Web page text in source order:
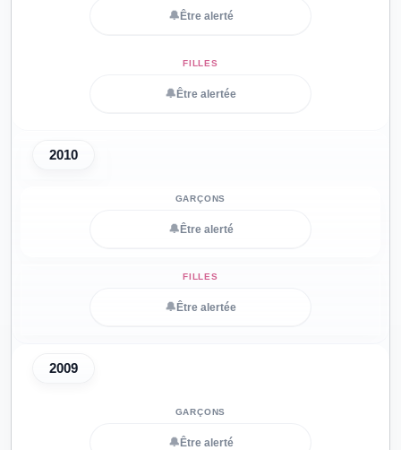
🔔 Être alerté
🔔 Être alertée
2010
🔔 Être alerté
🔔 Être alertée
2009
🔔 Être alerté